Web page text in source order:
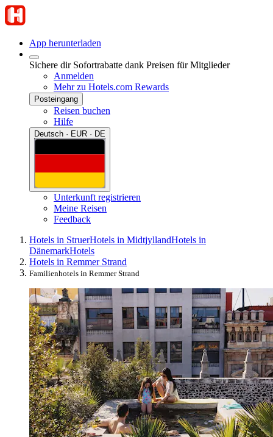
App herunterladen
Sichere dir Sofortrabatte dank Preisen für Mitglieder
Anmelden
Mehr zu Hotels.com Rewards
Posteingang
Reisen buchen
Hilfe
Deutsch · EUR · DE
Unterkunft registrieren
Meine Reisen
Feedback
Hotels in StruerHotels in MidtjyllandHotels in
DänemarkHotels
Hotels in Remmer Strand
Familienhotels in Remmer Strand